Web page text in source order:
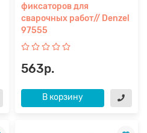
фиксаторов для
сварочных работ// Denzel
97555
563р.
В корзину